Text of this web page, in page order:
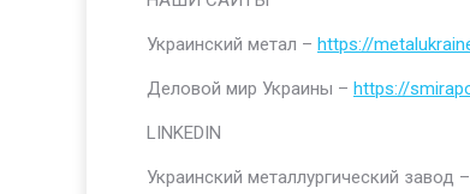
Украинский метал – https://
Деловой мир Украины – https://
LINKEDIN
Украинский металлургический завод –